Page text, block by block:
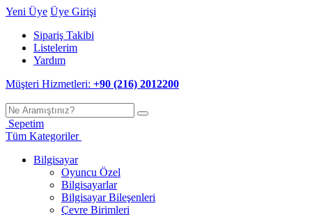
Yeni Üye Üye Girişi
Sipariş Takibi
Listelerim
Yardım
Müşteri Hizmetleri: +90 (216) 2012200
Sepetim
Tüm Kategoriler
Bilgisayar
Oyuncu Özel
Bilgisayarlar
Bilgisayar Bileşenleri
Çevre Birimleri